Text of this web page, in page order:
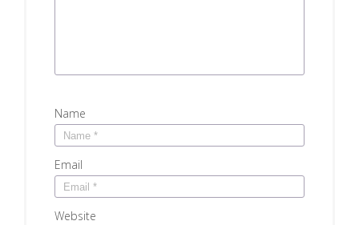
Name
Email
Website